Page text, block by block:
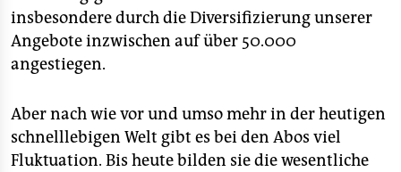
insbesondere durch die Diversifizierung unserer
Angebote inzwischen auf über 50.000
angestiegen.
Aber nach wie vor und umso mehr in der heutigen
schnelllebigen Welt gibt es bei den Abos viel
Fluktuation. Bis heute bilden sie die wesentliche